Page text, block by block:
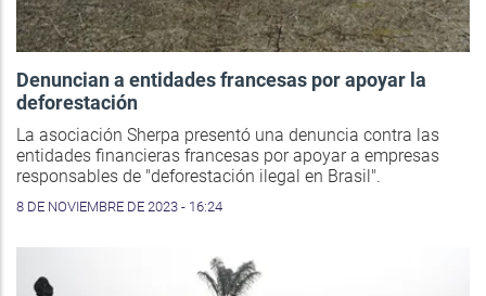
Denuncian a entidades francesas por apoyar la
deforestación
La asociación Sherpa presentó una denuncia contra las
entidades financieras francesas por apoyar a empresas
responsables de "deforestación ilegal en Brasil".
8 DE NOVIEMBRE DE 2023 - 16:24